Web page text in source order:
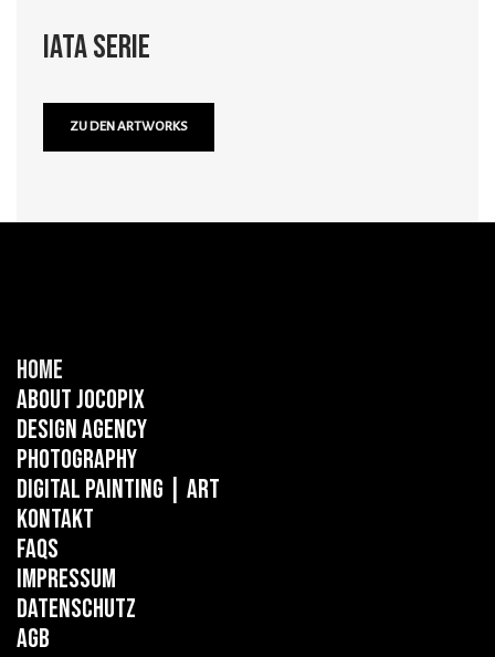
iata Serie
ZU DEN ARTWORKS
Home
About Jocopix
Design Agency
Photography
Digital Painting | ART
Kontakt
FAQs
Impressum
Datenschutz
AGB